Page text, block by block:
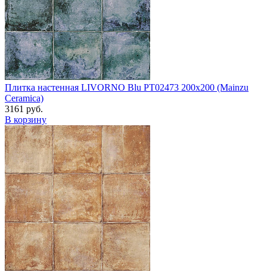
Плитка настенная LIVORNO Blu PT02473 200x200 (Mainzu
Ceramica)
3161 руб.
В корзину